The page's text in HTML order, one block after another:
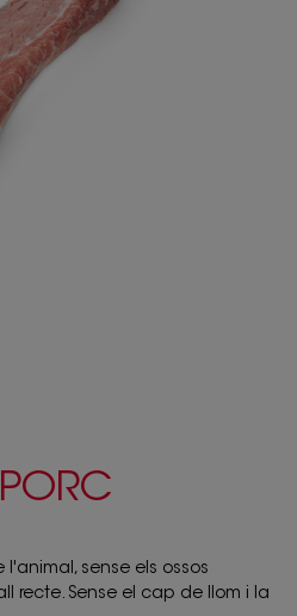
sense els ossos
recte. Sense el cap de llom i la